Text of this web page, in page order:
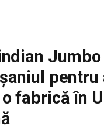
Jumbo
pentru
fabrică în